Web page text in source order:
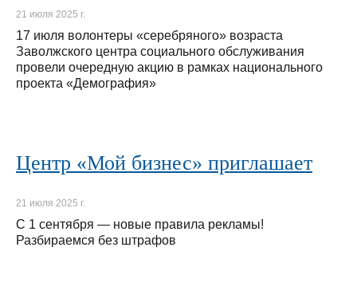
21 июля 2025 г.
17 июля волонтеры «серебряного» возраста
Заволжского центра социального обслуживания
провели очередную акцию в рамках национального
проекта «Демография»
Центр «Мой бизнес» приглашает
21 июля 2025 г.
С 1 сентября — новые правила рекламы!
Разбираемся без штрафов